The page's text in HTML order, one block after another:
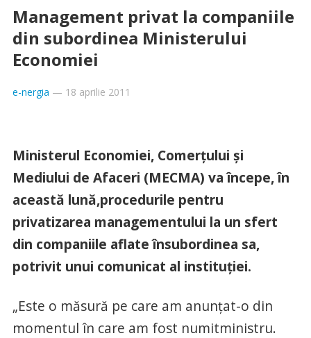
Management privat la companiile
din subordinea Ministerului
Economiei
e-nergia — 18 aprilie 2011
Ministerul Economiei, Comerţului şi
Mediului de Afaceri (MECMA) va începe, în
această lună,procedurile pentru
privatizarea managementului la un sfert
din companiile aflate însubordinea sa,
potrivit unui comunicat al instituţiei.
„Este o măsură pe care am anunţat-o din
momentul în care am fost numitministru.